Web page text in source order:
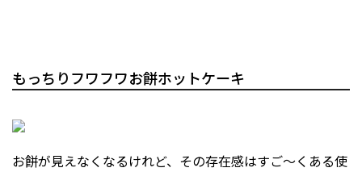
もっちりフワフワお餅ホットケーキ
お餅が見えなくなるけれど、その存在感はすご～くある使